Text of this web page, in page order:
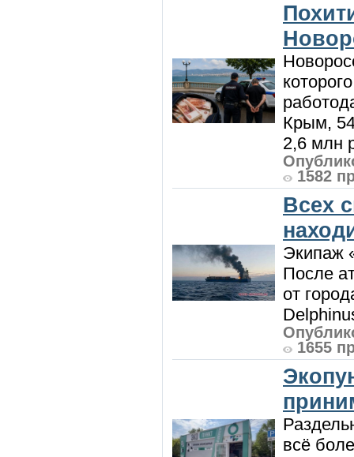
Крым,
2,6 млн
1582
Всех
Экипаж
После
от
1655
всё